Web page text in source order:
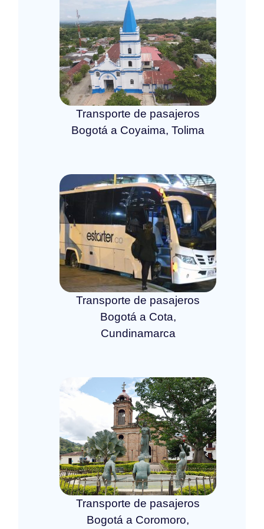
Transporte de pasajeros
Bogotá a Coyaima, Tolima
Transporte de pasajeros
Bogotá a Cota,
Cundinamarca
Transporte de pasajeros
Bogotá a Coromoro,